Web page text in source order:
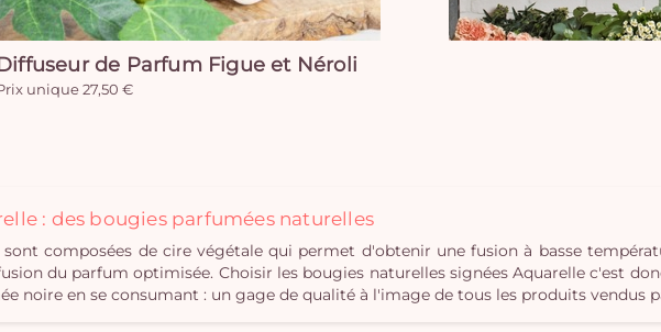
de Parfum Figue et Néroli
unique 27,50 €
: des bougies parfumées naturelles
composées de cire végétale qui permet d'obtenir une fusion à basse
du parfum optimisée. Choisir les bougies naturelles signées Aquarelle c'est
noire en se consumant : un gage de qualité à l'image de tous les produits vendus